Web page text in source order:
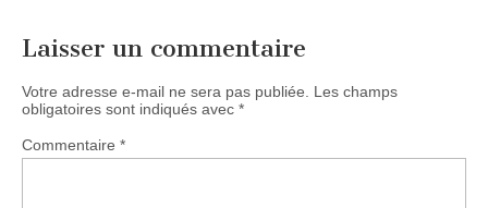
Laisser un commentaire
Votre adresse e-mail ne sera pas publiée.
Les champs
obligatoires sont indiqués avec *
Commentaire *